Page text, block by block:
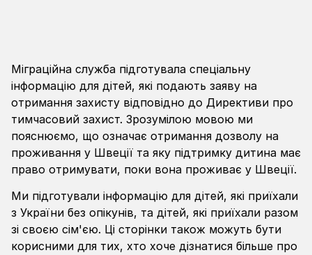
Міграційна служба підготувала спеціальну
інформацію для дітей, які подають заяву на
отримання захисту відповідно до Директиви про
тимчасовий захист. Зрозумілою мовою ми
пояснюємо, що означає отримання дозволу на
проживання у Швеції та яку підтримку дитина має
право отримувати, поки вона проживає у Швеції.
Ми підготували інформацію для дітей, які приїхали
з України без опікунів, та дітей, які приїхали разом
зі своєю сім'єю. Ці сторінки також можуть бути
корисними для тих, хто хоче дізнатися більше про